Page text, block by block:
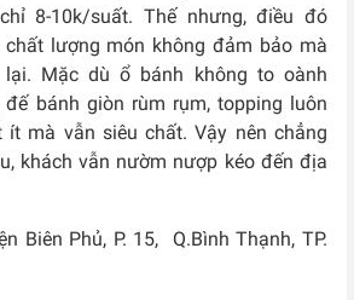
8-10k/suất. Thế nhưng, điều đó
lượng món không đảm bảo mà
Mặc dù ổ bánh không to oành
bánh giòn rùm rụm, topping luôn
mà vẫn siêu chất. Vậy nên chẳng
khách vẫn nườm nượp kéo đến địa
Biên Phủ, P. 15, Q.Bình Thạnh, TP.